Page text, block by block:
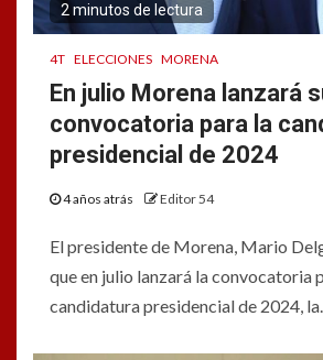
2 minutos de lectura
4T ELECCIONES MORENA
En julio Morena lanzará
convocatoria para la
presidencial de 2024
4 años atrás Editor 54
El presidente de Morena, Mario
que en julio lanzará la convocatoria
candidatura presidencial de 2024,